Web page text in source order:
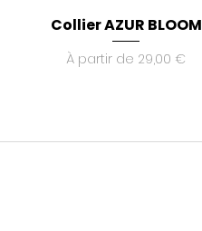
Collier AZUR BLOOM
À partir de 29,00 €
Prix promotionnel